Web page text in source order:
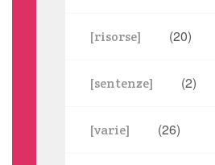
[risorse] (20)
[sentenze] (2)
[varie] (26)